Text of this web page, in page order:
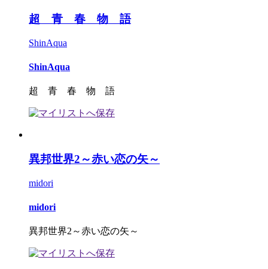
超 青 春 物 語
ShinAqua
ShinAqua
超 青 春 物 語
異邦世界2～赤い恋の矢～
midori
midori
異邦世界2～赤い恋の矢～